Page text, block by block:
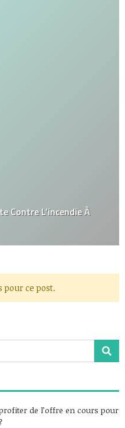
Contre L’incendie À
pour ce post.
de l’offre en cours pour